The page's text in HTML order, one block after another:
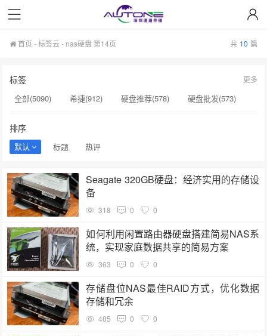
首页 -标签云- nas硬盘 第14页 共 10 篇
标签
全部(5090) 希捷(912) 硬盘推荐(578)
硬盘批发(573)
硬盘采购(474)
希捷硬盘(471)
sas硬盘(143)
小容量存储(142)
监控级硬盘(142)
西部数据(142)
硬盘制造(141)
英伟达(141)
希捷总代理(141)
希捷序列号(140)
更多
排序
默认 标题 热评
Seagate 320GB硬盘：经济实用的存储设
备
318 0 0
如何利用闲置路由器硬盘搭建简易NAS系
统，实现家庭数据共享的简易方案
363 0 0
存储盘位NAS最佳RAID方式，优化数据
存储和冗余
405 0 0